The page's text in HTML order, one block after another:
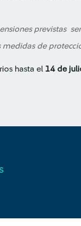
previstas
medidas de
hasta el 14 de